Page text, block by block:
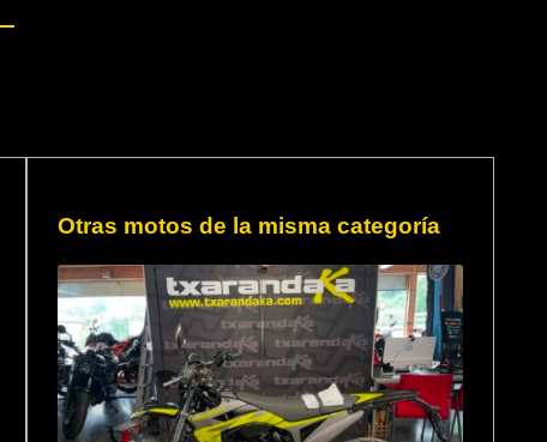
Otras motos de la misma categoría